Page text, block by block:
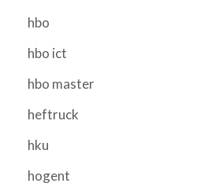
hbo
hbo ict
hbo master
heftruck
hku
hogent